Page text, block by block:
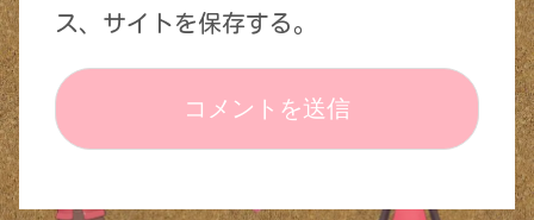
ス、サイトを保存する。